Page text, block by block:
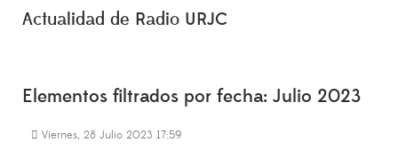
Actualidad de Radio URJC
Elementos filtrados por fecha: Julio 2023
Viernes, 28 Julio 2023 17:59